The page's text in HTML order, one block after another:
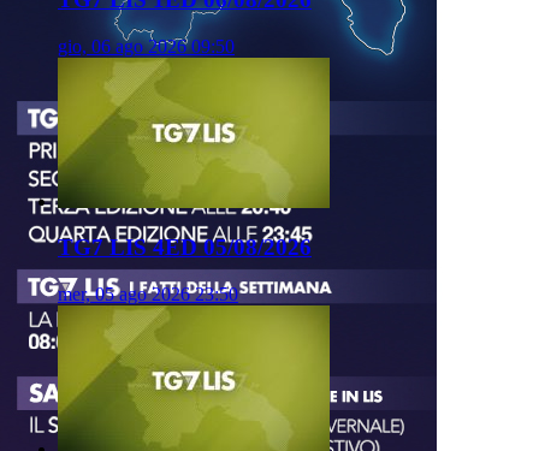
gio, 06 ago 2026 09:50
TG7 LIS 4ED 05/08/2026
mer, 05 ago 2026 23:50